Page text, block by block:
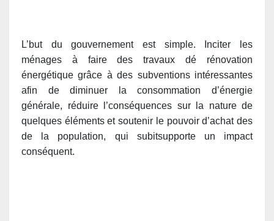
L’but du gouvernement est simple. Inciter les
ménages à faire des travaux dé rénovation
énergétique grâce à des subventions intéressantes
afin de diminuer la consommation d’énergie
générale, réduire l’conséquences sur la nature de
quelques éléments et soutenir le pouvoir d’achat des
de la population, qui subitsupporte un impact
conséquent.